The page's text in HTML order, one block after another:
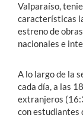
Valparaíso,
características
estreno de
nacionales e
A lo largo de la
cada día, a las
extranjeros
con estudiantes